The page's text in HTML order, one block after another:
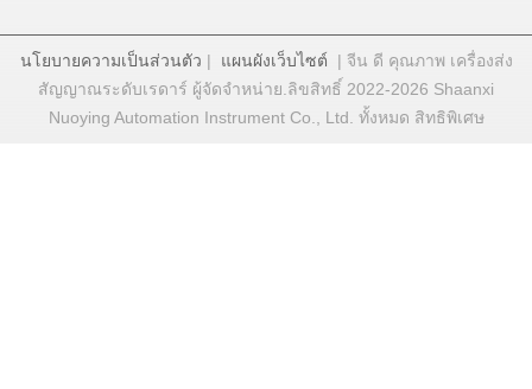
นโยบายความเป็นส่วนตัว | แผนผังเว็บไซต์ | จีน ดี คุณภาพ เครื่องส่ง
สัญญาณระดับเรดาร์ ผู้จัดจําหน่าย.ลิขสิทธิ์ 2022-2026 Shaanxi
Nuoying Automation Instrument Co., Ltd. ทั้งหมด สิทธิพิเศษ